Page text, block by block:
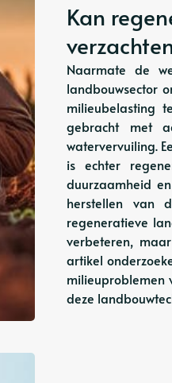
Kan
Naarmate de
landbouwsector
milieubelasting
gebracht met
watervervuiling.
is echter
duurzaamheid
herstellen van
regeneratieve
verbeteren,
artikel
milieuproblemen
deze